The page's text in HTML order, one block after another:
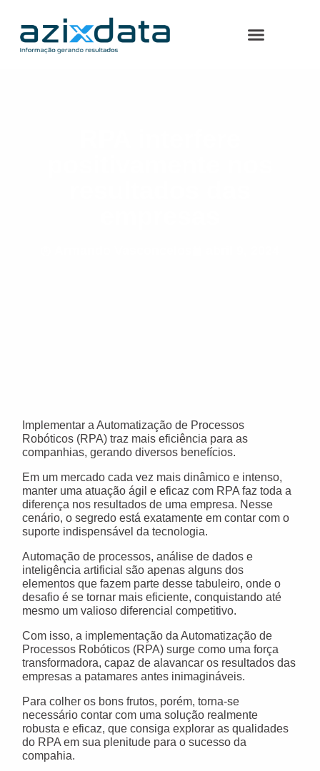
Implementar a Automatização de Processos
Robóticos (RPA) traz mais eficiência para as
companhias, gerando diversos benefícios.
Em um mercado cada vez mais dinâmico e intenso,
manter uma atuação ágil e eficaz com RPA faz toda a
diferença nos resultados de uma empresa. Nesse
cenário, o segredo está exatamente em contar com o
suporte indispensável da tecnologia.
Automação de processos, análise de dados e
inteligência artificial são apenas alguns dos
elementos que fazem parte desse tabuleiro, onde o
desafio é se tornar mais eficiente, conquistando até
mesmo um valioso diferencial competitivo.
Com isso, a implementação da Automatização de
Processos Robóticos (RPA) surge como uma força
transformadora, capaz de alavancar os resultados das
empresas a patamares antes inimagináveis.
Para colher os bons frutos, porém, torna-se
necessário contar com uma solução realmente
robusta e eficaz, que consiga explorar as qualidades
do RPA em sua plenitude para o sucesso da
compahia.